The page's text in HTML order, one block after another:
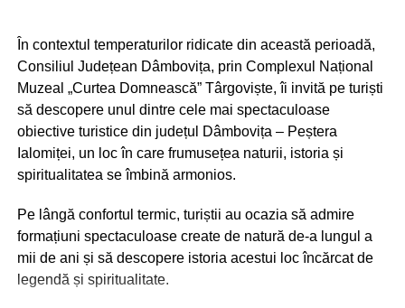
În contextul temperaturilor ridicate din această perioadă,
Consiliul Județean Dâmbovița, prin Complexul Național
Muzeal „Curtea Domnească” Târgoviște, îi invită pe turiști
să descopere unul dintre cele mai spectaculoase
obiective turistice din județul Dâmbovița – Peștera
Ialomiței, un loc în care frumusețea naturii, istoria și
spiritualitatea se îmbină armonios.
Pe lângă confortul termic, turiștii au ocazia să admire
formațiuni spectaculoase create de natură de-a lungul a
mii de ani și să descopere istoria acestui loc încărcat de
legendă și spiritualitate.